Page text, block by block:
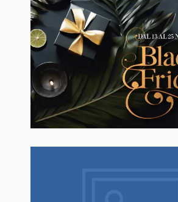
🖤BLACK FRIDAY dal
Novembre sconti fino al
Erboristeria ed